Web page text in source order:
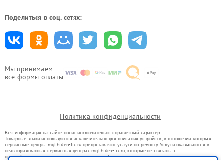
Мы принимаем
все формы оплаты
Поделиться в соц. сетях:
Политика конфиденциальности
Вся информация на сайте носит исключительно справочный характер.
Товарные знаки используются исключительно для описания устройств, в отношении которых
сервисные центры mgt.hiden-fix.ru предоставляют услуги по ремонту. Услуги оказываются в
неавторизованных сервисных центрах mgt.hiden-fix.ru, которые не связаны с
правообладателями товарных знаков или их официальными представителями.